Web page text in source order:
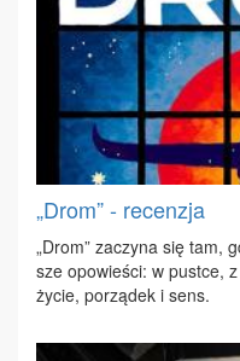
„Drom” - recenzja
„Drom” za­czy­na się tam,
sze opo­wie­ści: w pu­st­ce,
ży­cie, po­rzą­dek i sens.